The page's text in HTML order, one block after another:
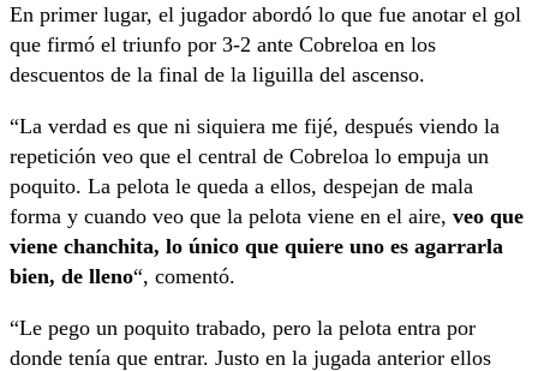
En primer lugar, el jugador abordó lo que fue anotar el gol
que firmó el triunfo por 3-2 ante Cobreloa en los
descuentos de la final de la liguilla del ascenso.
“La verdad es que ni siquiera me fijé, después viendo la
repetición veo que el central de Cobreloa lo empuja un
poquito. La pelota le queda a ellos, despejan de mala
forma y cuando veo que la pelota viene en el aire, veo que
viene chanchita, lo único que quiere uno es agarrarla
bien, de lleno“, comentó.
“Le pego un poquito trabado, pero la pelota entra por
donde tenía que entrar. Justo en la jugada anterior ellos